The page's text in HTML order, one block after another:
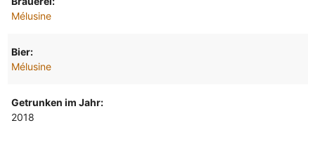
Mélusine
Bier:
Mélusine
Getrunken im Jahr:
2018